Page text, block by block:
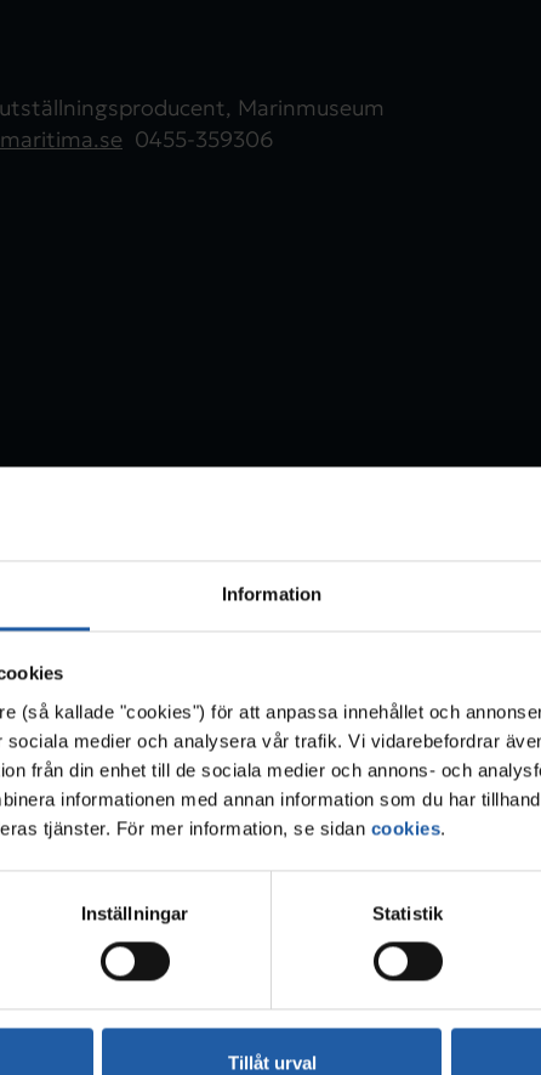
Information
(så kallade "cookies") för att anpassa innehållet och
sociala medier och analysera vår trafik. Vi vidarebefordrar
från din enhet till de sociala medier och annons- och
informationen med annan information som du har
tjänster. För mer information, se sidan cookies.
Inställningar Statistik
Tillåt urval
Marinmuseum
0455-359306
Trossögårdens